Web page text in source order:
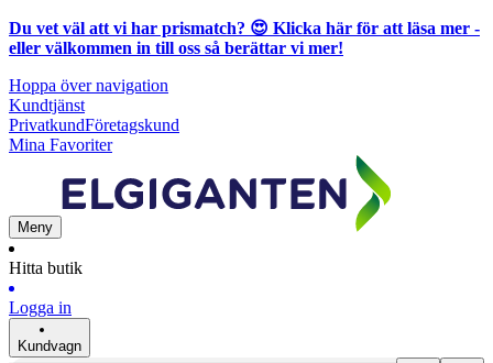
Du vet väl att vi har prismatch? 😍 Klicka här för att läsa mer -
eller välkommen in till oss så berättar vi mer!
Hoppa över navigation
Kundtjänst
PrivatkundFöretagskund
Mina Favoriter
Meny
Hitta butik
Logga in
Kundvagn